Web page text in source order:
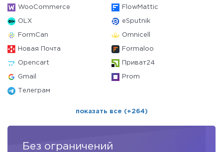
WooCommerce FlowMattic
OLX eSputnik
FormCan Omnicell
Новая Почта Formaloo
Opencart Приват24
Gmail Prom
Телеграм
показать все (+264)
Без ограничений